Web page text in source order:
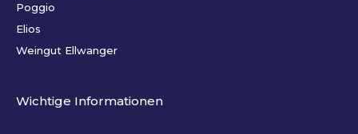
Poggio
Elios
Weingut Ellwanger
Wichtige Informationen